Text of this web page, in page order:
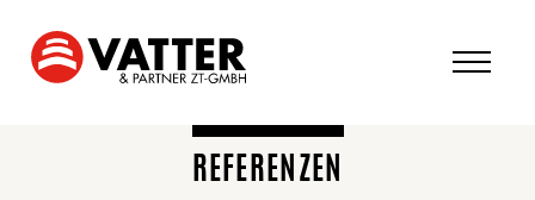
REFERENZEN